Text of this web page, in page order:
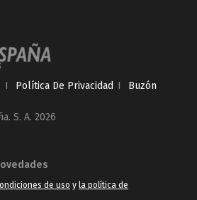
I Política De Privacidad I
Buzón
S. A. 2026
de uso y la política de